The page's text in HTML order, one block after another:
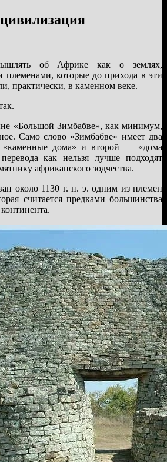
об Африке как о землях,
племенами, которые до прихода в эти
практически, в каменном веке.
«Большой Зимбабве», как минимум,
Само слово «Зимбабве» имеет два
дома» и второй — «дома
как нельзя лучше подходят
африканского зодчества.
около 1130 г. н. э. одним из племен
считается предками большинства